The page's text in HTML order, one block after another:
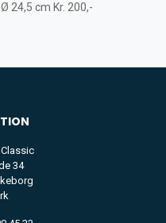
24,5 cm Kr. 200,-
34